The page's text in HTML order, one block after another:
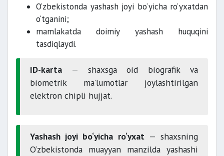
O‘zbekistonda yashash joyi bo‘yicha ro‘yxatdan
o‘tganini;
mamlakatda doimiy yashash huquqini
tasdiqlaydi.
ID-karta — shaxsga oid biografik va
biometrik ma’lumotlar joylashtirilgan
elektron chipli hujjat.
Yashash joyi bo‘yicha ro‘yxat— shaxsning
O‘zbekistonda muayyan manzilda yashashi